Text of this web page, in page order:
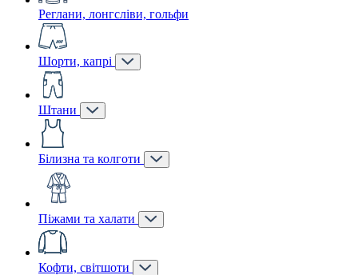
Реглани, лонгсліви, гольфи
Шорти, капрі
Штани
Білизна та колготи
Піжами та халати
Кофти, світшоти